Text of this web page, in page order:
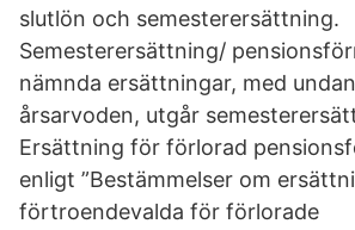
slutlön och semesterersättning.
Semesterersättning/
nämnda ersättningar, med
årsarvoden, utgår
Ersättning för förlorad
enligt ”Bestämmelser om
förtroendevalda för förlorade